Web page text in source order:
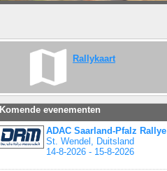
Rallykaart
Komende evenementen
ADAC Saarland-Pfalz Rallye
St. Wendel, Duitsland
14-8-2026 - 15-8-2026